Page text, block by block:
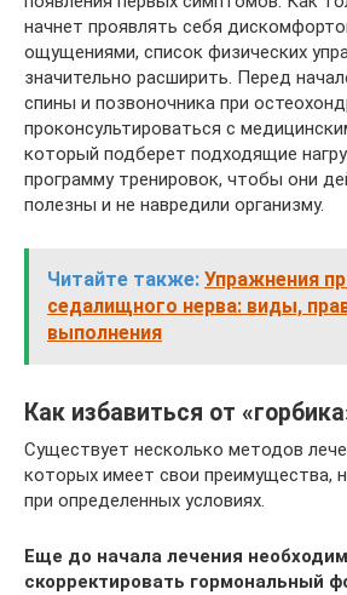
начнет проявлять себя
ощущениями, список физических
значительно расширить. Перед
спины и позвоночника при
проконсультироваться с
который подберет подходящие
программу тренировок, чтобы они
полезны и не навредили организму.
Читайте также: Упражнения
седалищного нерва: виды,
выполнения
Как избавиться от
Существует несколько методов
которых имеет свои преимущества,
при определенных условиях.
Еще до начала лечения
скорректировать гормональный